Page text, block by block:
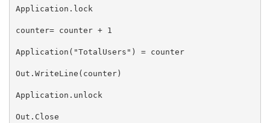
Application.lock
counter= counter + 1
Application("TotalUsers") = counter
Out.WriteLine(counter)
Application.unlock
Out.Close